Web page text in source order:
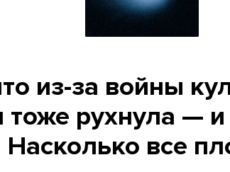
из-за войны
тоже рухнула —
Насколько все